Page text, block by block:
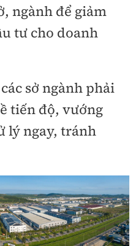
ngành để giảm
tư cho doanh
sở ngành phải
tiến độ, vướng
lý ngay, tránh